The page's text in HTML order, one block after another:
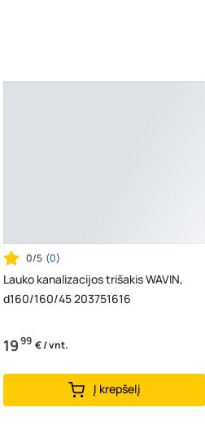
0/5 (0)
Lauko kanalizacijos trišakis WAVIN,
d160/160/45 203751616
1999 € / vnt.
Į krepšelį